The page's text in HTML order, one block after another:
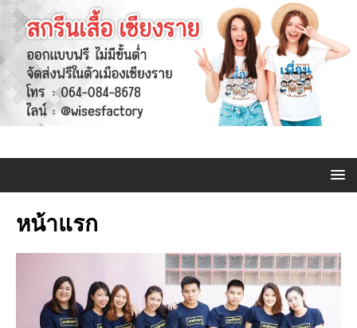
หน้าแรก